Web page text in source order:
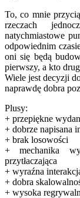
To, co mnie
rzeczach
natychmiastowe
odpowiednim
oni się będą
pierwszy, a kto
Wiele jest decyzji
naprawdę dobra
Plusy:
+ przepiękne
+ dobrze napisana
+ brak losowości
+ mechanika
przytłaczająca
+ wyraźna
+ dobra
+ wysoka